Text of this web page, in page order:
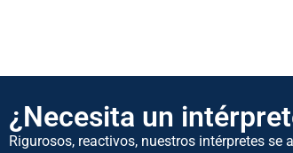
¿Necesita un
Rigurosos, reactivos, nuestros intérpretes